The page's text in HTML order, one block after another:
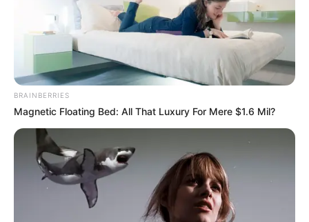
BRAINBERRIES
Magnetic Floating Bed: All That Luxury For Mere $1.6 Mil?